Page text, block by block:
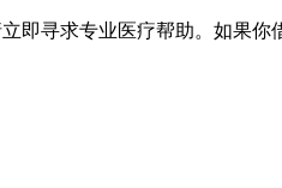
即寻求专业医疗帮助。如果